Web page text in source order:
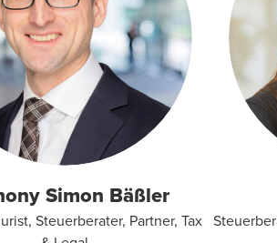
Simon Bäßler
Steuerberater, Partner, Tax